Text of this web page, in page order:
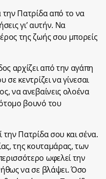
Πατρίδα από το να
γι’ αυτήν. Να
της ζωής σου μπορείς
αρχίζει από την αγάπη
κεντρίζει να γίνεσαι
να ανεβαίνεις ολοένα
βουνό του
Πατρίδα σου και σένα.
της κουταμάρας, των
ωφελεί την
να σε βλάψει. Όσο